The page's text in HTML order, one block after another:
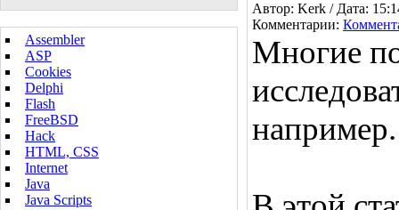
Assembler
ASP
Cookies
Delphi
Flash
FreeBSD
Hack
HTML, CSS
Internet
Java
Java Scripts
Автор: Kerk / Дата:
Комментарии:
Многие
например.